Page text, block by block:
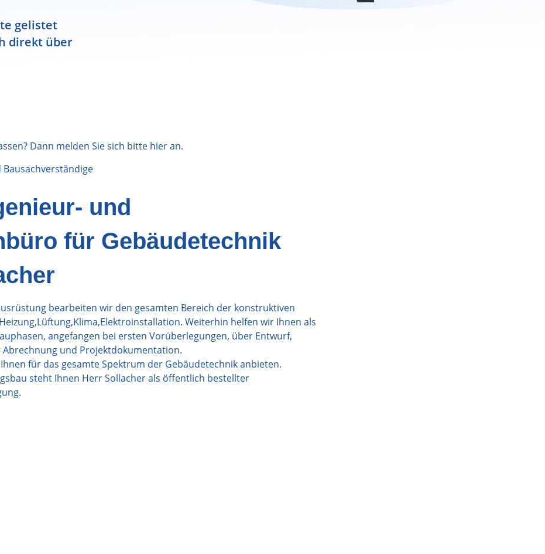
gelistet
direkt über
Dann melden Sie sich bitte hieran.
Bausachverständige
und
für Gebäudetechnik
bearbeiten wir den gesamten Bereich der konstruktiven
Weiterhin helfen wir Ihnen als
angefangen bei ersten Vorüberlegungen, über Entwurf,
und Projektdokumentation.
für das gesamte Spektrum der Gebäudetechnik anbieten.
steht Ihnen Herr Sollacher als öffentlich bestellter